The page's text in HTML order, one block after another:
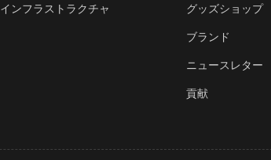
インフラストラクチャ
グッズショップ
ブランド
ニュースレター
貢献